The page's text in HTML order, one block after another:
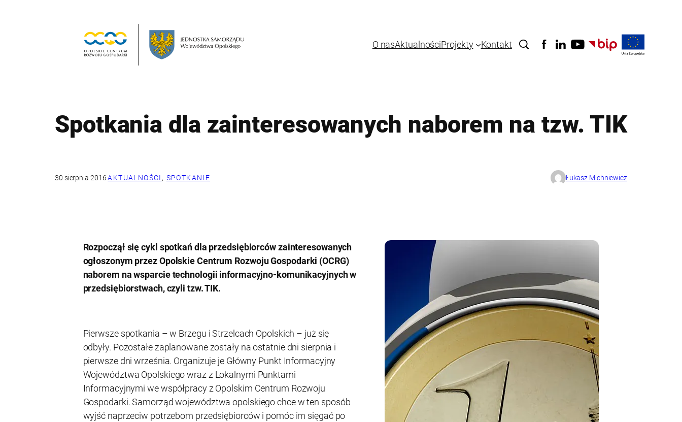
O nasAktualnościProjekty Kontakt
Spotkania dla zainteresowanych naborem na tzw. TIK
30 sierpnia 2016·AKTUALNOŚCI , SPOTKANIE Łukasz Michniewicz
Rozpoczął się cykl spotkań dla przedsiębiorców zainteresowanych
ogłoszonym przez Opolskie Centrum Rozwoju Gospodarki (OCRG)
naborem na wsparcie technologii informacyjno-komunikacyjnych w
przedsiębiorstwach, czyli tzw. TIK.
Pierwsze spotkania – w Brzegu i Strzelcach Opolskich – już się
odbyły. Pozostałe zaplanowane zostały na ostatnie dni sierpnia i
pierwsze dni września. Organizuje je Główny Punkt Informacyjny
Województwa Opolskiego wraz z Lokalnymi Punktami
Informacyjnymi we współpracy z Opolskim Centrum Rozwoju
Gospodarki. Samorząd województwa opolskiego chce w ten sposób
wyjść naprzeciw potrzebom przedsiębiorców i pomóc im sięgać po